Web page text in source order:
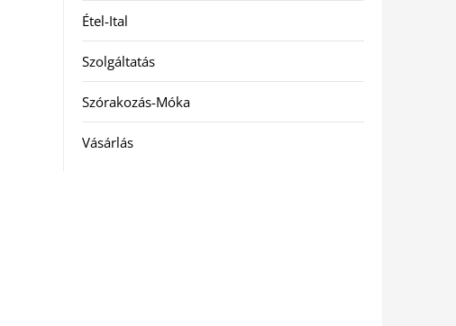
Étel-Ital
Szolgáltatás
Szórakozás-Móka
Vásárlás